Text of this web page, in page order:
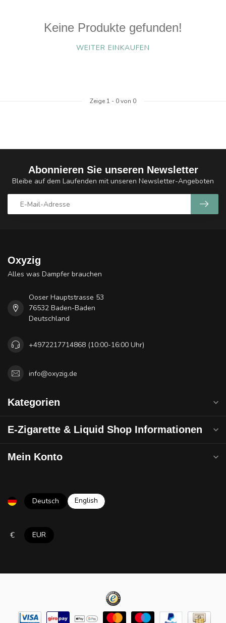
Keine Produkte gefunden!
WEITER EINKAUFEN
Zeige 1 - 0von 0
Abonnieren Sie unseren Newsletter
Bleibe auf dem Laufenden mit unseren Newsletter-Angeboten
Oxyzig
Alles was Dampfer brauchen
Ooser Hauptstrasse 53
76532 Baden-Baden
Deutschland
+4972217714868 (10:00-16:00 Uhr)
info@oxyzig.de
Kategorien
E-Zigarette & Liquid Shop Informationen
Mein Konto
Deutsch English
€ EUR